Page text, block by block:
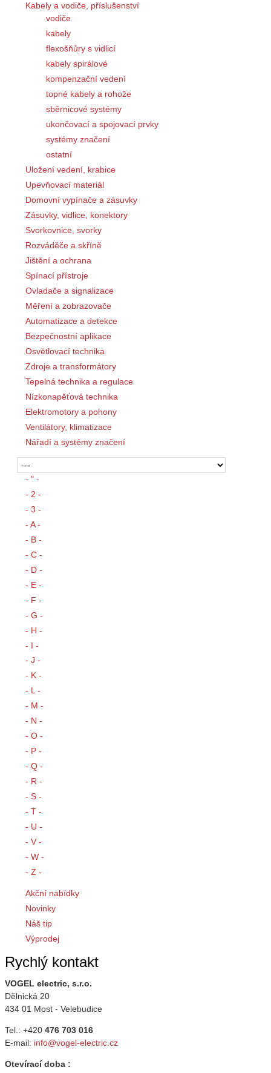
Kabely a vodiče, příslušenství
vodiče
kabely
flexošňůry s vidlicí
kabely spirálové
kompenzační vedení
topné kabely a rohože
sběrnicové systémy
ukončovací a spojovací prvky
systémy značení
ostatní
Uložení vedení, krabice
Upevňovací materiál
Domovní vypínače a zásuvky
Zásuvky, vidlice, konektory
Svorkovnice, svorky
Rozváděče a skříně
Jištění a ochrana
Spínací přístroje
Ovladače a signalizace
Měření a zobrazovače
Automatizace a detekce
Bezpečnostní aplikace
Osvětlovací technika
Zdroje a transformátory
Tepelná technika a regulace
Nízkonapěťová technika
Elektromotory a pohony
Ventilátory, klimatizace
Nářadí a systémy značení
- " -
- 2 -
- 3 -
- A -
- B -
- C -
- D -
- E -
- F -
- G -
- H -
- I -
- J -
- K -
- L -
- M -
- N -
- O -
- P -
- Q -
- R -
- S -
- T -
- U -
- V -
- W -
- Z -
Akční nabídky
Novinky
Náš tip
Výprodej
Rychlý kontakt
VOGEL electric, s.r.o.
Dělnická 20
434 01 Most - Velebudice
Tel.: +420 476 703 016
E-mail: info@vogel-electric.cz
Otevírací doba :